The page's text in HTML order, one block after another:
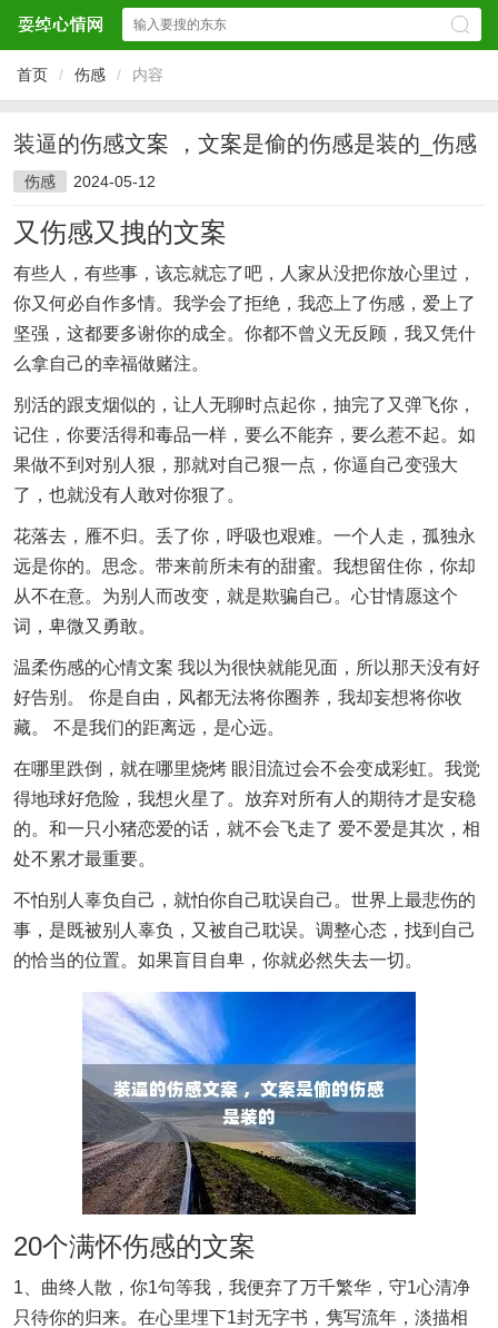
首页 / 伤感 / 内容
装逼的伤感文案 ，文案是偷的伤感是装的_伤感
伤感 2024-05-12
又伤感又拽的文案
有些人，有些事，该忘就忘了吧，人家从没把你放心里过，
你又何必自作多情。我学会了拒绝，我恋上了伤感，爱上了
坚强，这都要多谢你的成全。你都不曾义无反顾，我又凭什
么拿自己的幸福做赌注。
别活的跟支烟似的，让人无聊时点起你，抽完了又弹飞你，
记住，你要活得和毒品一样，要么不能弃，要么惹不起。如
果做不到对别人狠，那就对自己狠一点，你逼自己变强大
了，也就没有人敢对你狠了。
花落去，雁不归。丢了你，呼吸也艰难。一个人走，孤独永
远是你的。思念。带来前所未有的甜蜜。我想留住你，你却
从不在意。为别人而改变，就是欺骗自己。心甘情愿这个
词，卑微又勇敢。
温柔伤感的心情文案 我以为很快就能见面，所以那天没有好
好告别。 你是自由，风都无法将你圈养，我却妄想将你收
藏。 不是我们的距离远，是心远。
在哪里跌倒，就在哪里烧烤 眼泪流过会不会变成彩虹。我觉
得地球好危险，我想火星了。放弃对所有人的期待才是安稳
的。和一只小猪恋爱的话，就不会飞走了 爱不爱是其次，相
处不累才最重要。
不怕别人辜负自己，就怕你自己耽误自己。世界上最悲伤的
事，是既被别人辜负，又被自己耽误。调整心态，找到自己
的恰当的位置。如果盲目自卑，你就必然失去一切。
20个满怀伤感的文案
1、曲终人散，你1句等我，我便弃了万千繁华，守1心清净
只待你的归来。在心里埋下1封无字书，隽写流年，淡描相